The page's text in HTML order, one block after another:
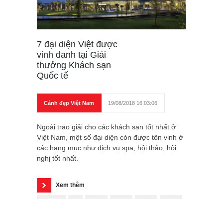
7 đại diện Việt được
vinh danh tại Giải
thưởng Khách sạn
Quốc tế
Cảnh đẹp Việt Nam 19/08/2018 16:03:06
Ngoài trao giải cho các khách sạn tốt nhất ở
Việt Nam, một số đại diện còn được tôn vinh ở
các hạng mục như dịch vụ spa, hội thảo, hội
nghị tốt nhất.
Xem thêm